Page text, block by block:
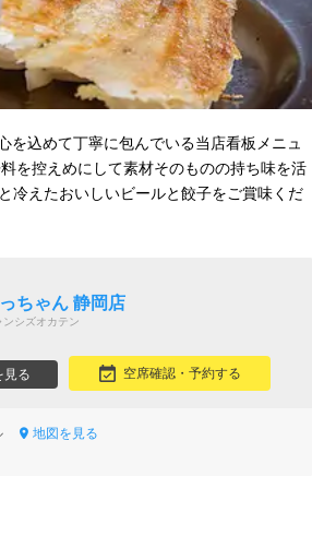
込めて丁寧に包んでいる当店看板メニュ
を控えめにして素材そのものの持ち味を活
冷えたおいしいビールと餃子をご賞味くだ
ちゃん 静岡店
シズオカテン
見る 空席確認・予約する
地図を見る